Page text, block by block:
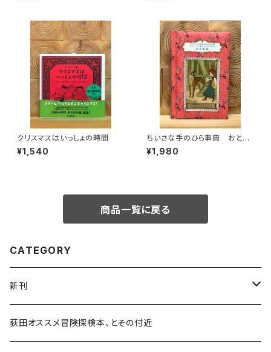
クリスマスはいっしょの時間
¥1,540
ちいさな手のひら事典 おとぎ
話
¥1,980
商品一覧に戻る
CATEGORY
新刊
和書
荻田オススメ冒険探検本、とその付近